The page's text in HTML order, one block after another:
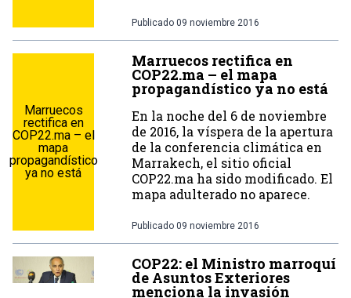
Publicado 09 noviembre 2016
Marruecos
rectifica en
COP22.ma – el
mapa
propagandístico
ya no está
Marruecos rectifica en
COP22.ma – el mapa
propagandístico ya no está
En la noche del 6 de noviembre
de 2016, la víspera de la apertura
de la conferencia climática en
Marrakech, el sitio oficial
COP22.ma ha sido modificado. El
mapa adulterado no aparece.
Publicado 09 noviembre 2016
COP22: el Ministro marroquí
de Asuntos Exteriores
menciona la invasión